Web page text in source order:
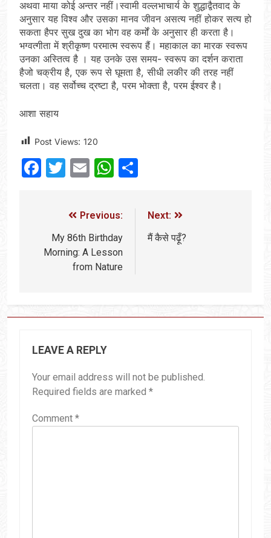
अथवा माया कोई अन्तर नहीं।स्वामी वल्लभाचार्य के शुद्धाद्वैतवाद के
अनुसार यह विश्व और उसका मानव जीवन असत्य नहीं होकर सत्य हो
सकता हैपर सुख दुख का भोग वह कर्मों के अनुसार ही करता है।
भग्वत्गीता में श्रीकृष्ण परमात्म स्वरूप हैं। महाकाल का मारक स्वरूप
उनका अस्तित्व है । यह उनके उस समय- स्वरूप का दर्शन कराता
हैजो चक्रीय है, एक रूप से घूमता है, सीधी लकीर की तरह नहीं
चलता। वह सर्वोच्च द्रष्टा है, परम भोक्ता है, परम ईश्वर है।
आशा सहाय
Post Views: 120
Facebook
Twitter
EmailWhatsApp
Previous:
My 86th Birthday
Morning: A Lesson
from Nature
Next:
मैं कैसे पढ़ूँ?
LEAVE A REPLY
Your email address will not be published.
Required fields are marked *
Comment *